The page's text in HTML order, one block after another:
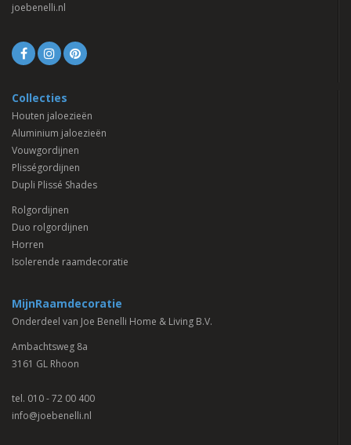
joebenelli.nl
Collecties
Houten jaloezieën
Aluminium jaloezieën
Vouwgordijnen
Plisségordijnen
Dupli Plissé Shades
Rolgordijnen
Duo rolgordijnen
Horren
Isolerende raamdecoratie
MijnRaamdecoratie
Onderdeel van Joe Benelli Home & Living B.V.
Ambachtsweg 8a
3161 GL Rhoon
tel. 010 - 72 00 400
info@joebenelli.nl